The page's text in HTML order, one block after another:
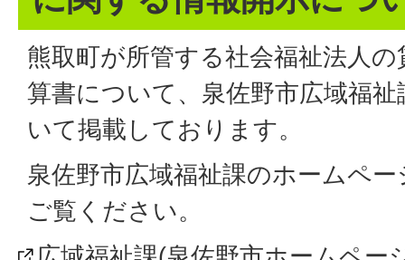
熊取町が所管する社会福祉法人
算書について、泉佐野市広域福
いて掲載しております。
泉佐野市広域福祉課のホームペ
ご覧ください。